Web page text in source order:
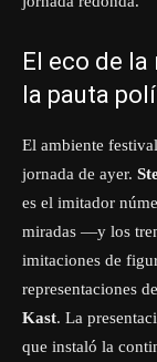
El eco de
la pauta
El ambiente
jornada de ayer.
es el imitador
miradas —y los
imitaciones de
representaciones
Kast. La
que instaló la